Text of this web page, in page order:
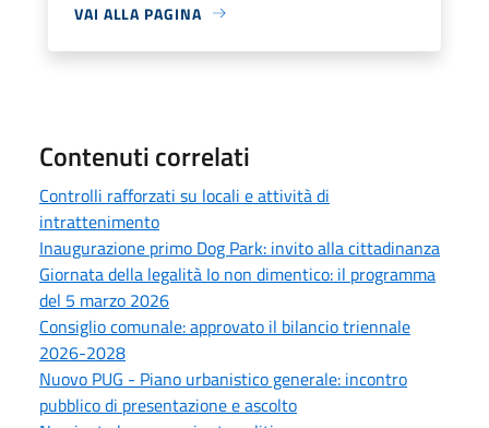
VAI ALLA PAGINA
Contenuti correlati
Controlli rafforzati su locali e attività di
intrattenimento
Inaugurazione primo Dog Park: invito alla cittadinanza
Giornata della legalità Io non dimentico: il programma
del 5 marzo 2026
Consiglio comunale: approvato il bilancio triennale
2026-2028
Nuovo PUG - Piano urbanistico generale: incontro
pubblico di presentazione e ascolto